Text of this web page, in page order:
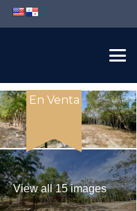
En Venta
View all 15 images